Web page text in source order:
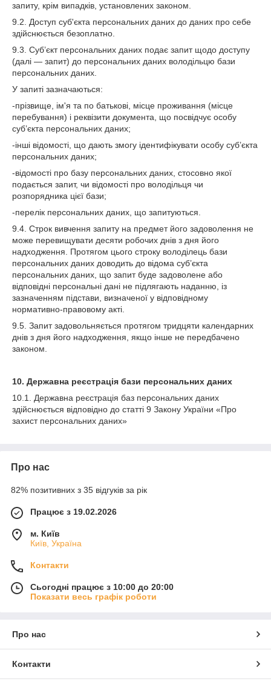
запиту, крім випадків, установлених законом.
9.2. Доступ суб'єкта персональних даних до даних про себе
здійснюється безоплатно.
9.3. Суб’єкт персональних даних подає запит щодо доступу
(далі — запит) до персональних даних володільцю бази
персональних даних.
У запиті зазначаються:
-прізвище, ім'я та по батькові, місце проживання (місце
перебування) і реквізити документа, що посвідчує особу
суб’єкта персональних даних;
-інші відомості, що дають змогу ідентифікувати особу суб’єкта
персональних даних;
-відомості про базу персональних даних, стосовно якої
подається запит, чи відомості про володільця чи
розпорядника цієї бази;
-перелік персональних даних, що запитуються.
9.4. Строк вивчення запиту на предмет його задоволення не
може перевищувати десяти робочих днів з дня його
надходження. Протягом цього строку володілець бази
персональних даних доводить до відома суб’єкта
персональних даних, що запит буде задоволене або
відповідні персональні дані не підлягають наданню, із
зазначенням підстави, визначеної у відповідному
нормативно-правовому акті.
9.5. Запит задовольняється протягом тридцяти календарних
днів з дня його надходження, якщо інше не передбачено
законом.
10. Державна реєстрація бази персональних даних
10.1. Державна реєстрація баз персональних даних
здійснюється відповідно до статті 9 Закону України «Про
захист персональних даних»
Про нас
82% позитивних з 35 відгуків за рік
Працює з 19.02.2026
м. Київ
Київ, Україна
Контакти
Сьогодні працює з 10:00 до 20:00
Показати весь графік роботи
Про нас
Контакти